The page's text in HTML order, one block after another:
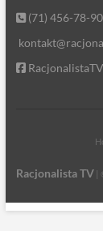
(71) 456-78-90
RacjonalistaTV
Racjonalista TV|